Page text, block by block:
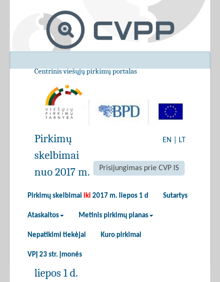
Centrinis viešųjų pirkimų portalas
EN LT
Prisijungimas prie CVP IS
Pirkimų skelbimai iki 2017 m. liepos 1 d Sutartys
Ataskaitos Metinis pirkimų planas
Nepatikimi tiekėjai Kuro pirkimai
VPĮ 23 str. įmonės
Pirkimų
skelbimai
nuo 2017 m.
liepos 1 d.